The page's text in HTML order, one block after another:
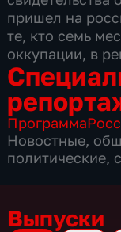
пришел на
те, кто семь
оккупации, в
Программа
Новостные,
политические,
Выпуски